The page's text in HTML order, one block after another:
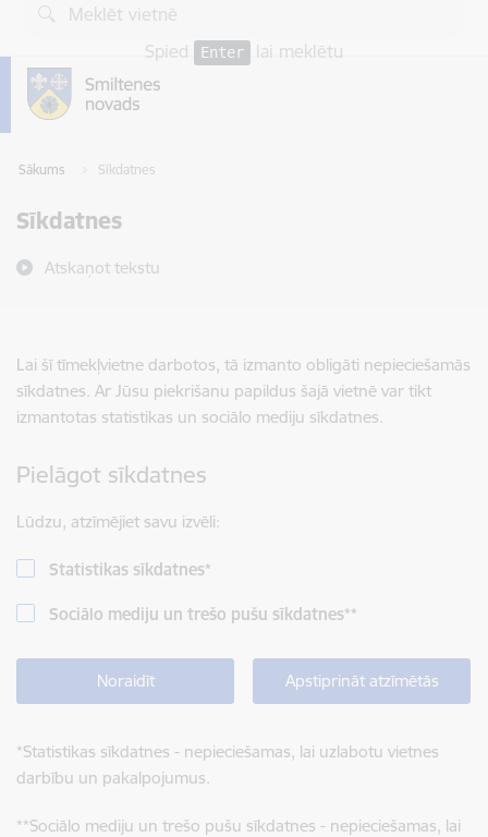
Pāriet uz lapas saturu
Spied
Enter lai meklētu
Sākums Sīkdatnes
Sīkdatnes
Atskaņot tekstu
Lai šī tīmekļvietne darbotos, tā izmanto obligāti nepieciešamās
sīkdatnes. Ar Jūsu piekrišanu papildus šajā vietnē var tikt
izmantotas statistikas un sociālo mediju sīkdatnes.
Pielāgot sīkdatnes
Lūdzu, atzīmējiet savu izvēli:
Statistikas sīkdatnes*
Sociālo mediju un trešo pušu sīkdatnes**
Noraidīt Apstiprināt atzīmētās
*Statistikas sīkdatnes - nepieciešamas, lai uzlabotu vietnes
darbību un pakalpojumus.
**Sociālo mediju un trešo pušu sīkdatnes - nepieciešamas, lai